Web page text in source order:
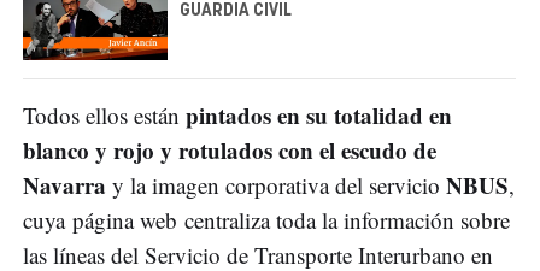
GUARDIA CIVIL
Todos ellos están pintados en su totalidad en
blanco y rojo y rotulados con el escudo de
Navarra y la imagen corporativa del servicio NBUS,
cuya página web centraliza toda la información sobre
las líneas del Servicio de Transporte Interurbano en